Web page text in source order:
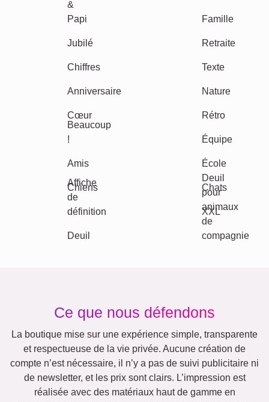
Classique Naissance
Maman & Papa
Mamie & Papi